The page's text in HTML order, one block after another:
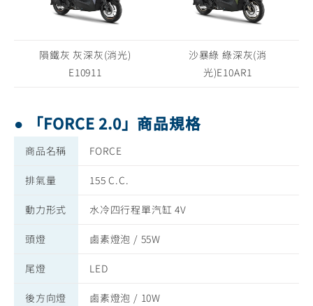
隕鐵灰 灰深灰(消光)
E10911
沙暴綠 綠深灰(消
光)E10AR1
● 「FORCE 2.0」商品規格
商品名稱 FORCE
排氣量 155 C.C.
動力形式 水冷四行程單汽缸 4V
頭燈 鹵素燈泡 / 55W
尾燈 LED
後方向燈 鹵素燈泡 / 10W